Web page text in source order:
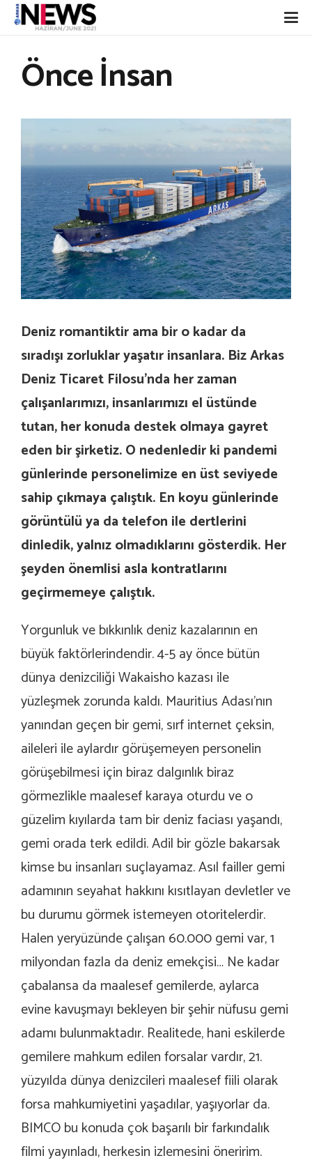
Önce İnsan
Deniz romantiktir ama bir o kadar da
sıradışı zorluklar yaşatır insanlara. Biz Arkas
Deniz Ticaret Filosu’nda her zaman
çalışanlarımızı, insanlarımızı el üstünde
tutan, her konuda destek olmaya gayret
eden bir şirketiz. O nedenledir ki pandemi
günlerinde personelimize en üst seviyede
sahip çıkmaya çalıştık. En koyu günlerinde
görüntülü ya da telefon ile dertlerini
dinledik, yalnız olmadıklarını gösterdik. Her
şeyden önemlisi asla kontratlarını
geçirmemeye çalıştık.
Yorgunluk ve bıkkınlık deniz kazalarının en
büyük faktörlerindendir. 4-5 ay önce bütün
dünya denizciliği Wakaisho kazası ile
yüzleşmek zorunda kaldı. Mauritius Adası’nın
yanından geçen bir gemi, sırf internet çeksin,
aileleri ile aylardır görüşemeyen personelin
görüşebilmesi için biraz dalgınlık biraz
görmezlikle maalesef karaya oturdu ve o
güzelim kıyılarda tam bir deniz faciası yaşandı,
gemi orada terk edildi. Adil bir gözle bakarsak
kimse bu insanları suçlayamaz. Asıl failler gemi
adamının seyahat hakkını kısıtlayan devletler ve
bu durumu görmek istemeyen otoritelerdir.
Halen yeryüzünde çalışan 60.000 gemi var, 1
milyondan fazla da deniz emekçisi… Ne kadar
çabalansa da maalesef gemilerde, aylarca
evine kavuşmayı bekleyen bir şehir nüfusu gemi
adamı bulunmaktadır. Realitede, hani eskilerde
gemilere mahkum edilen forsalar vardır, 21.
yüzyılda dünya denizcileri maalesef fiili olarak
forsa mahkumiyetini yaşadılar, yaşıyorlar da.
BIMCO bu konuda çok başarılı bir farkındalık
filmi yayınladı, herkesin izlemesini öneririm.